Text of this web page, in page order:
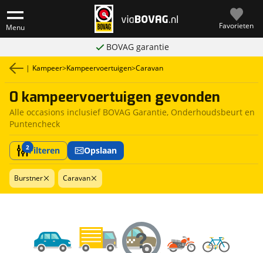
Menu Favorieten
BOVAG garantie
| Kampeer>Kampeervoertuigen>Caravan
0 kampeervoertuigen gevonden
Alle occasions inclusief BOVAG Garantie, Onderhoudsbeurt en
Puntencheck
2Filteren Opslaan
Burstner Caravan